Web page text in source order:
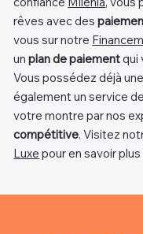
rêves avec des
vous sur notre
unplan de paiementqui
Vous possédez déjà
également un service
votre montre par nos
compétitive. Visitez
Luxe pour en savoir